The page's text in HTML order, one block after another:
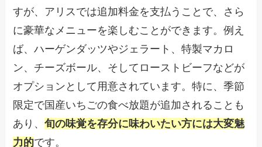
すが、アリスでは追加料金を支払うことで、さら
に豪華なメニューを楽しむことができます。例え
ば、ハーゲンダッツやジェラート、特製マカロ
ン、チーズボール、そしてローストビーフなどが
オプションとして用意されています。特に、季節
限定で国産いちごの食べ放題が追加されることも
あり、旬の味覚を存分に味わいたい方には大変魅
力的です。